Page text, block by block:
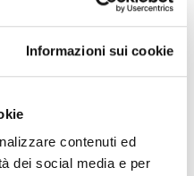
Informazioni sui cookie
contenuti ed
dei social media e per